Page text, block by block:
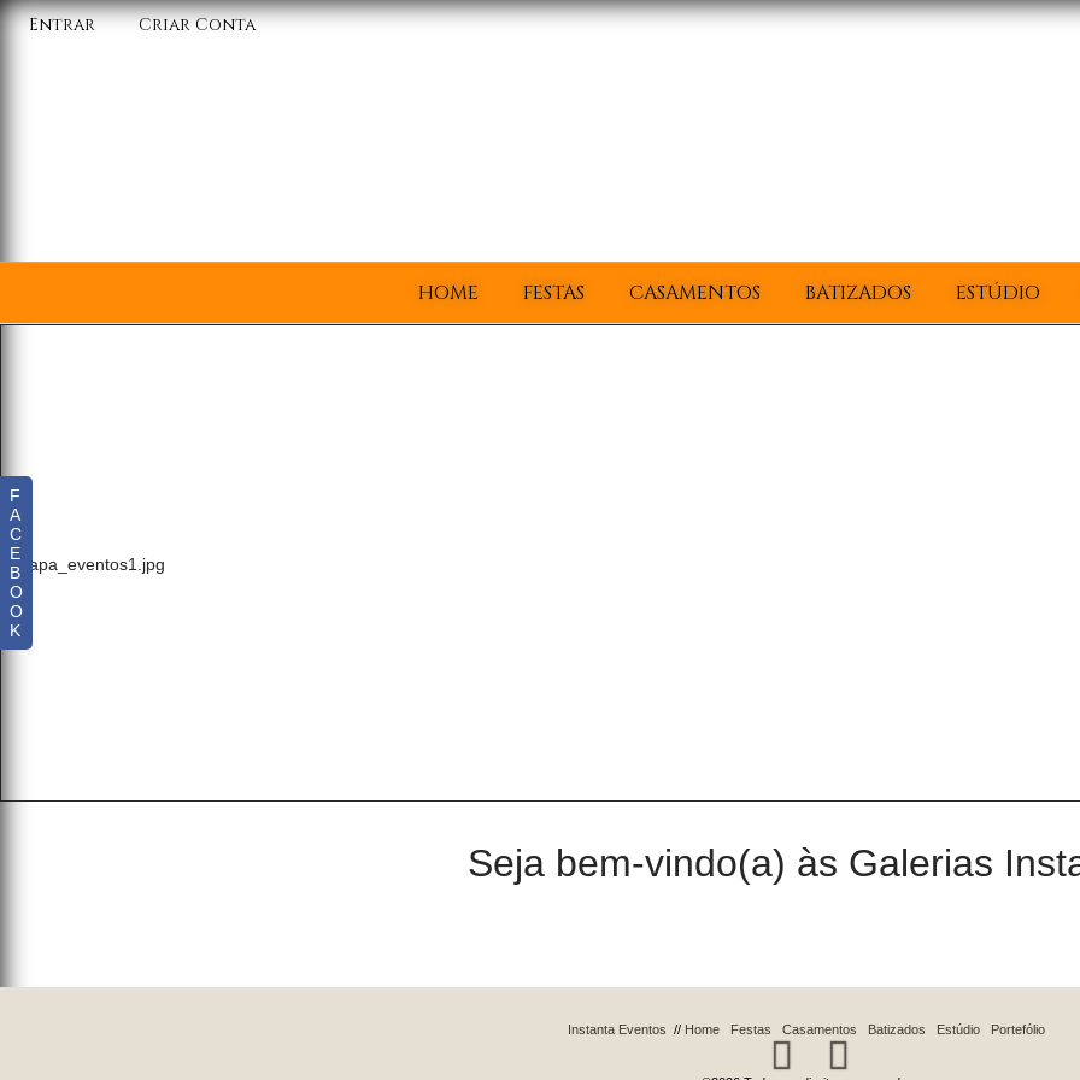
Entrar Criar Conta
F
A
C
E
B
O
O
K
HOME FESTAS CASAMENTOS BATIZADOS ESTÚDIO
Seja bem-vindo(a) às Galerias
Instanta Eventos // Home Festas Casamentos Batizados Estúdio Portefólio